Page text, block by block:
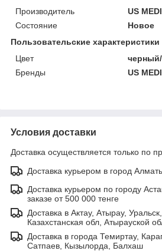
Производитель
US
Состояние
Новое
Пользовательские характеристики
Цвет
Бренды
US
Условия доставки
Доставка осуществляется только по
Доставка курьером в город
Доставка курьером по городу
заказе от 500 000 тенге
Доставка в Актау, Атырау,
Казахстанская обл, Атырауской
Доставка в города Темиртау,
Сатпаев, Кызылорда, Балхаш